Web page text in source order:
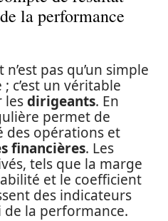
la performance
pas qu’un simple
c’est un véritable
lesdirigeants. En
permet de
des opérations et
financières. Les
tels que la marge
et le coefficient
des indicateurs
la performance.